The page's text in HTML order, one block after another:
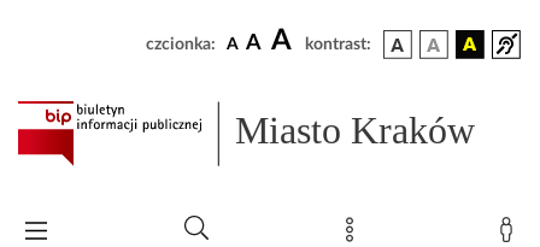
czcionka: A A A kontrast:
Miasto Kraków